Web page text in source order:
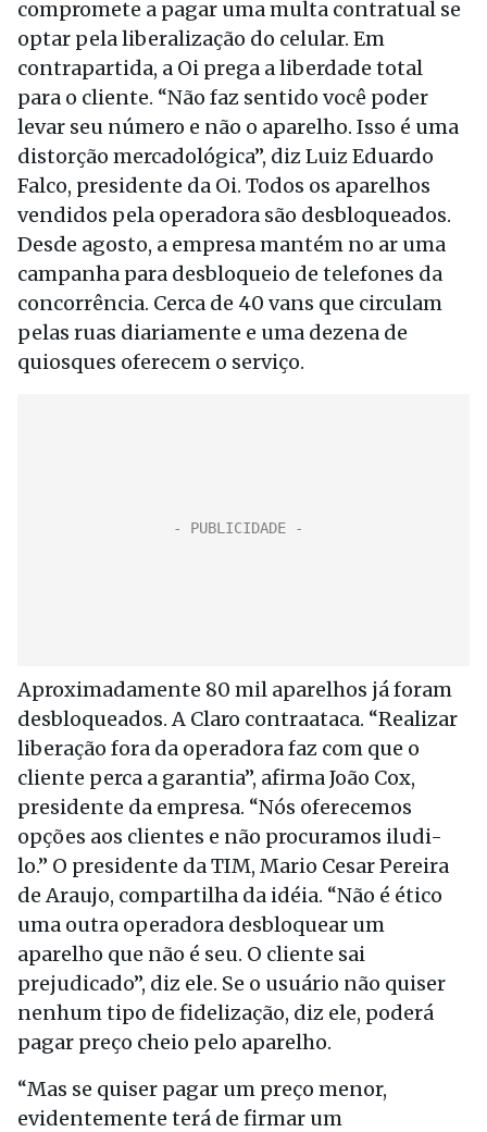
compromete a pagar uma multa contratual se
optar pela liberalização do celular. Em
contrapartida, a Oi prega a liberdade total
para o cliente. “Não faz sentido você poder
levar seu número e não o aparelho. Isso é uma
distorção mercadológica”, diz Luiz Eduardo
Falco, presidente da Oi. Todos os aparelhos
vendidos pela operadora são desbloqueados.
Desde agosto, a empresa mantém no ar uma
campanha para desbloqueio de telefones da
concorrência. Cerca de 40 vans que circulam
pelas ruas diariamente e uma dezena de
quiosques oferecem o serviço.
Aproximadamente 80 mil aparelhos já foram
desbloqueados. A Claro contraataca. “Realizar
liberação fora da operadora faz com que o
cliente perca a garantia”, afirma João Cox,
presidente da empresa. “Nós oferecemos
opções aos clientes e não procuramos iludi-
lo.” O presidente da TIM, Mario Cesar Pereira
de Araujo, compartilha da idéia. “Não é ético
uma outra operadora desbloquear um
aparelho que não é seu. O cliente sai
prejudicado”, diz ele. Se o usuário não quiser
nenhum tipo de fidelização, diz ele, poderá
pagar preço cheio pelo aparelho.
“Mas se quiser pagar um preço menor,
evidentemente terá de firmar um